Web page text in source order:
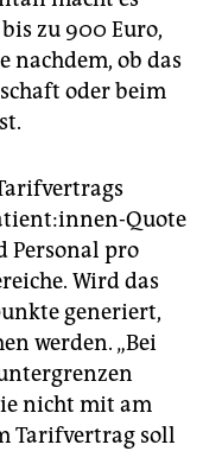
zu 900 Euro,
nachdem, ob das
oder beim
Quote
Personal pro
Wird das
generiert,
werden. „Bei
nicht mit am
Tarifvertrag soll